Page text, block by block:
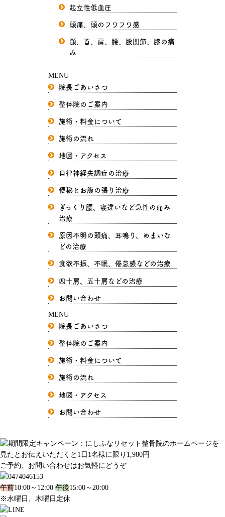
起立性低血圧
頭痛、頭のフワフワ感
顎、首、肩、腰、股関節、膝の痛
み
MENU
院長ごあいさつ
整体院のご案内
施術・料金について
施術の流れ
地図・アクセス
自律神経失調症の治療
便秘とお腹の張り治療
ぎっくり腰、寝違いなど急性の痛み
治療
原因不明の頭痛、耳鳴り、めまいな
どの治療
食欲不振、不眠、倦怠感などの治療
四十肩、五十肩などの治療
お問い合わせ
MENU
院長ごあいさつ
整体院のご案内
施術・料金について
施術の流れ
地図・アクセス
お問い合わせ
ご予約、お問い合わせはお気軽にどうぞ
午前10:00～12:00 午後15:00～20:00
※水曜日、木曜日定休